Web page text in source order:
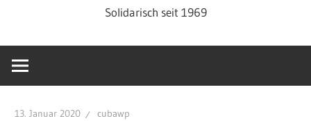
Solidarisch seit 1969
13. Januar 2020 cubawp